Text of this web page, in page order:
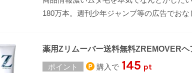
180万本。週刊少年ジャンプ等の広告でお
薬用Zリムーバー送料無料ZREMOVER
ポイント 購入で 145 pt